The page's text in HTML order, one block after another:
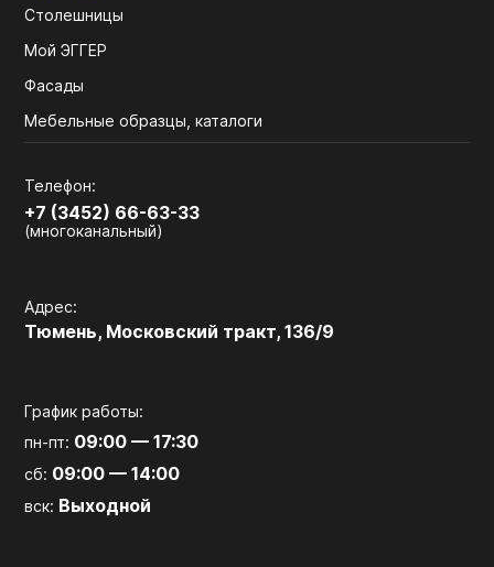
Столешницы
Мой ЭГГЕР
Фасады
Мебельные образцы, каталоги
Телефон:
+7 (3452) 66-63-33
(многоканальный)
Адрес:
Тюмень, Московский тракт, 136/9
График работы:
пн-пт: 09:00 — 17:30
сб: 09:00 — 14:00
вск: Выходной